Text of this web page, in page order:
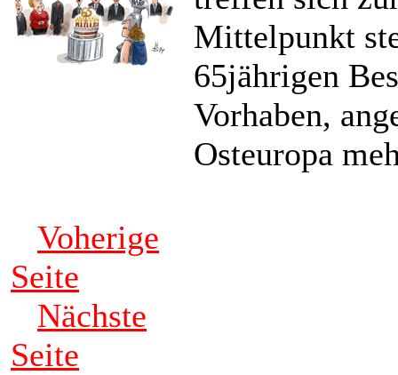
Mittelpunkt
65jährigen
Vorhaben,
Osteuropa
Voherige
Seite
Nächste
Seite